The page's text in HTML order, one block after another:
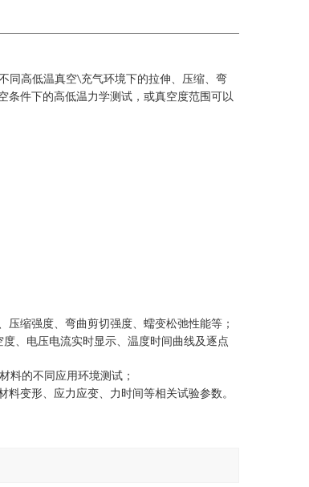
同高低温真空\充气环境下的拉伸、压缩、弯
条件下的高低温力学测试，或真空度范围可以
缩强度、弯曲剪切强度、蠕变松弛性能等；
、电压电流实时显示、温度时间曲线及逐点
料的不同应用环境测试；
料变形、应力应变、力时间等相关试验参数。